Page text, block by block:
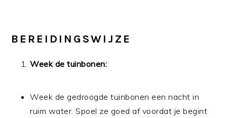
BEREIDINGSWIJZE
Week de tuinbonen:
Week de gedroogde tuinbonen een nacht in
ruim water. Spoel ze goed af voordat je begint